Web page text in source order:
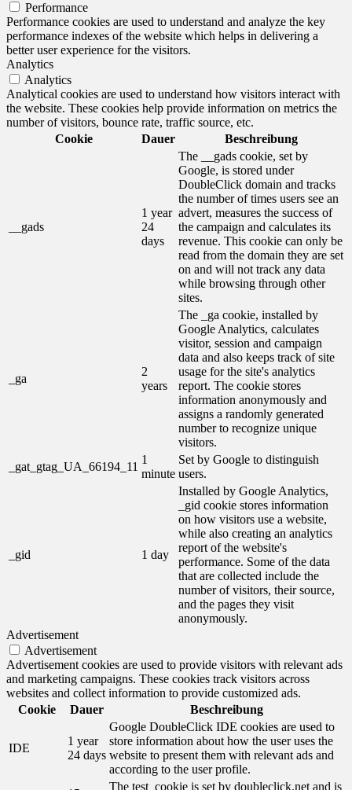
Performance
Performance cookies are used to understand and analyze the key
performance indexes of the website which helps in delivering a
better user experience for the visitors.
Analytics
Analytics
Analytical cookies are used to understand how visitors interact with
the website. These cookies help provide information on metrics the
number of visitors, bounce rate, traffic source, etc.
Cookie
Dauer Beschreibung
__gads
1 year
24
days
The __gads cookie, set by
Google, is stored under
DoubleClick domain and tracks
the number of times users see an
advert, measures the success of
the campaign and calculates its
revenue. This cookie can only be
read from the domain they are set
on and will not track any data
while browsing through other
sites.
_ga
2
years
The _ga cookie, installed by
Google Analytics, calculates
visitor, session and campaign
data and also keeps track of site
usage for the site's analytics
report. The cookie stores
information anonymously and
assigns a randomly generated
number to recognize unique
visitors.
_gat_gtag_UA_66194_11
1
minute
Set by Google to distinguish
users.
_gid 1 day
Installed by Google Analytics,
_gid cookie stores information
on how visitors use a website,
while also creating an analytics
report of the website's
performance. Some of the data
that are collected include the
number of visitors, their source,
and the pages they visit
anonymously.
Advertisement
Advertisement
Advertisement cookies are used to provide visitors with relevant ads
and marketing campaigns. These cookies track visitors across
websites and collect information to provide customized ads.
Cookie
Dauer Beschreibung
IDE
1 year
24 days
Google DoubleClick IDE cookies are used to
store information about how the user uses the
website to present them with relevant ads and
according to the user profile.
The test_cookie is set by doubleclick.net and is